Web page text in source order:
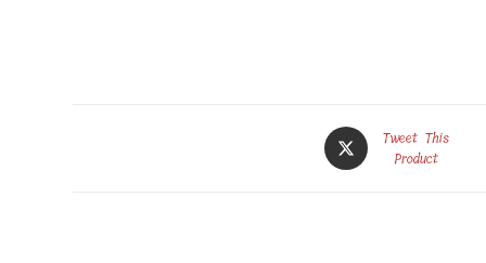
Opens
in
Tweet This
Product